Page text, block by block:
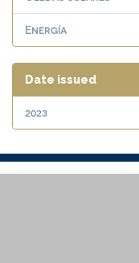
Energía
Date issued
2023